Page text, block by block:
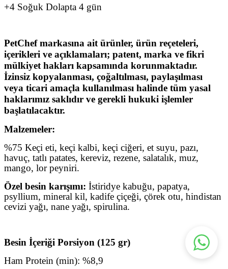
+4 Soğuk Dolapta 4 gün
PetChef markasına ait ürünler, ürün reçeteleri,
içerikleri ve açıklamaları; patent, marka ve fikri
mülkiyet hakları kapsamında korunmaktadır.
İzinsiz kopyalanması, çoğaltılması, paylaşılması
veya ticari amaçla kullanılması halinde tüm yasal
haklarımız saklıdır ve gerekli hukuki işlemler
başlatılacaktır.
Malzemeler:
%75 Keçi eti, keçi kalbi, keçi ciğeri, et suyu, pazı,
havuç, tatlı patates, kereviz, rezene, salatalık, muz,
mango, lor peyniri.
Özel besin karışımı: İstiridye kabuğu, papatya,
psyllium, mineral kil, kadife çiçeği, çörek otu, hindistan
cevizi yağı, nane yağı, spirulina.
Besin İçeriği Porsiyon (125 gr)
Ham Protein (min): %8,9